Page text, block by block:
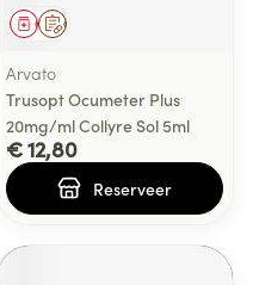
Op voorschrift
Geneesmiddel
Arvato
Trusopt Ocumeter Plus
20mg/ml Collyre Sol 5ml
€ 12,80
Reserveer